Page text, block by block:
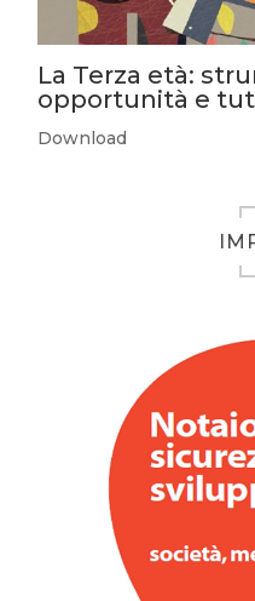
La Terza età:
opportunità e
Download